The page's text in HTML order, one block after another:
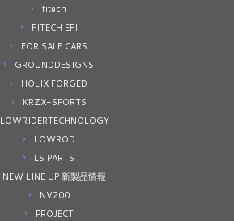
fitech
FITECH EFI
FOR SALE CARS
GROUNDDESIGNS
HOLIX FORGED
KRZX-SPORTS
LOWRIDERTECHNOLOGY
LOWROD
LS PARTS
NEW LINE UP 新製品情報
NV200
PROJECT